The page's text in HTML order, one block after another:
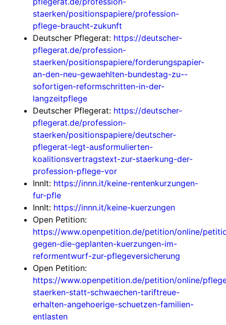
staerken/positionspapiere/profession-
pflege-braucht-zukunft
Deutscher Pflegerat: https://deutscher-
pflegerat.de/profession-
staerken/positionspapiere/forderungspapier-
an-den-neu-gewaehlten-bundestag-zu--
sofortigen-reformschritten-in-der-
langzeitpflege
Deutscher Pflegerat: https://deutscher-
pflegerat.de/profession-
staerken/positionspapiere/deutscher-
pflegerat-legt-ausformulierten-
koalitionsvertragstext-zur-staerkung-der-
profession-pflege-vor
InnIt: https://innn.it/keine-rentenkurzungen-
fur-pfle
InnIt: https://innn.it/keine-kuerzungen
Open Petition:
https://www.openpetition.de/petition/online/
gegen-die-geplanten-kuerzungen-im-
reformentwurf-zur-pflegeversicherung
Open Petition:
https://www.openpetition.de/petition/online/
staerken-statt-schwaechen-tariftreue-
erhalten-angehoerige-schuetzen-familien-
entlasten